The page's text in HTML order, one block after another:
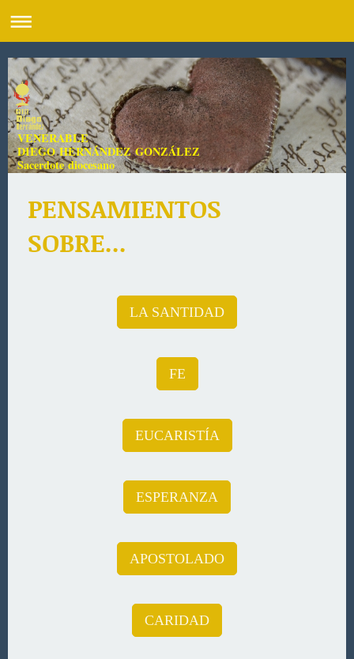
VENERABLE
DIEGO HERNÁNDEZ GONZÁLEZ
Sacerdote diocesano
PENSAMIENTOS
SOBRE...
LA SANTIDAD
FE
EUCARISTÍA
ESPERANZA
APOSTOLADO
CARIDAD